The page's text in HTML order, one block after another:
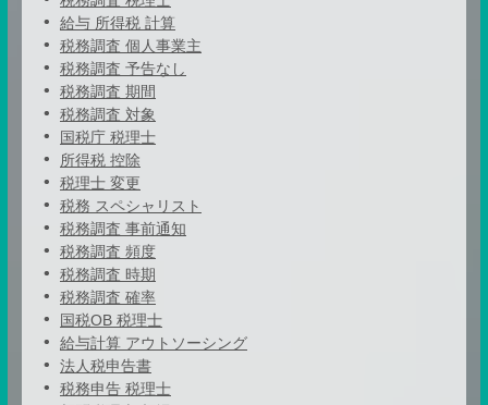
給与 所得税 計算
税務調査 個人事業主
税務調査 予告なし
税務調査 期間
税務調査 対象
国税庁 税理士
所得税 控除
税理士 変更
税務 スペシャリスト
税務調査 事前通知
税務調査 頻度
税務調査 時期
税務調査 確率
国税OB 税理士
給与計算 アウトソーシング
法人税申告書
税務申告 税理士